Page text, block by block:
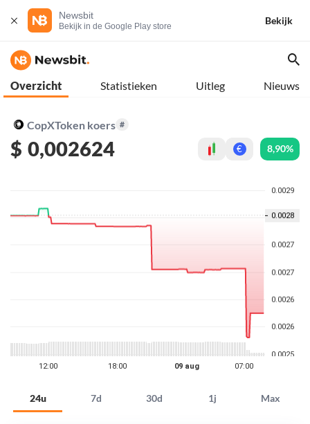
Newsbit
Bekijk in de Google Play store
Bekijk
Overzicht Statistieken Uitleg Nieuws
CopXToken koers #
$ 0,002624 € 8,90%
24u 7d 30d 1j Max